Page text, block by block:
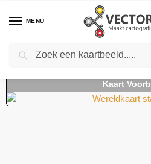
MENU
Home Kaarten - Natuurkundige kaarten